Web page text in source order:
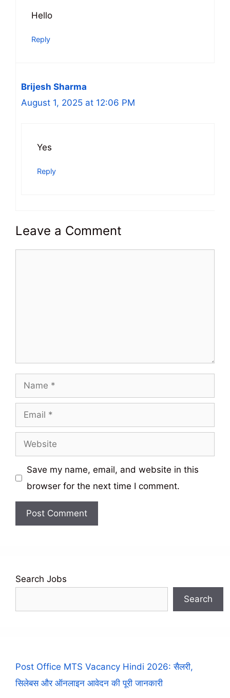
Hello
Reply
Brijesh Sharma
August 1, 2025 at 12:06 PM
Yes
Reply
Leave a Comment
Name
Email
Website
Save my name, email, and website in this
browser for the next time I comment.
Search Jobs
Search
Post Office MTS Vacancy Hindi 2026: सैलरी,
सिलेबस और ऑनलाइन आवेदन की पूरी जानकारी